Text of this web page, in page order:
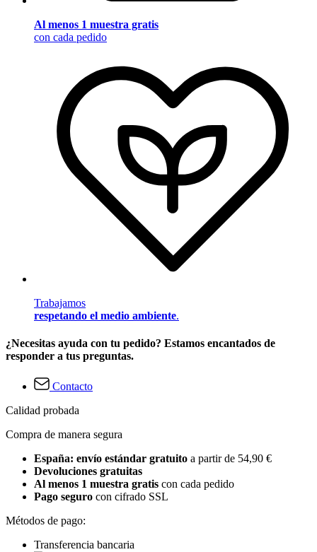
Al menos 1 muestra gratis
con cada pedido
Trabajamos
respetando el medio ambiente.
¿Necesitas ayuda con tu pedido? Estamos encantados de
responder a tus preguntas.
Contacto
Calidad probada
Compra de manera segura
España: envío estándar gratuito a partir de 54,90 €
Devoluciones gratuitas
Al menos 1 muestra gratis con cada pedido
Pago seguro con cifrado SSL
Métodos de pago:
Transferencia bancaria